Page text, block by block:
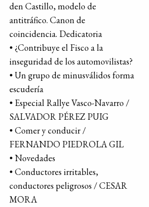
den Castillo, modelo de
antitráfico. Canon de
coincidencia. Dedicatoria
• ¿Contribuye el Fisco a la
inseguridad de los automovilistas?
• Un grupo de minusválidos forma
escudería
• Especial Rallye Vasco-Navarro /
SALVADOR PÉREZ PUIG
• Comer y conducir /
FERNANDO PIEDROLA GIL
• Novedades
• Conductores irritables,
conductores peligrosos / CESAR
MORA